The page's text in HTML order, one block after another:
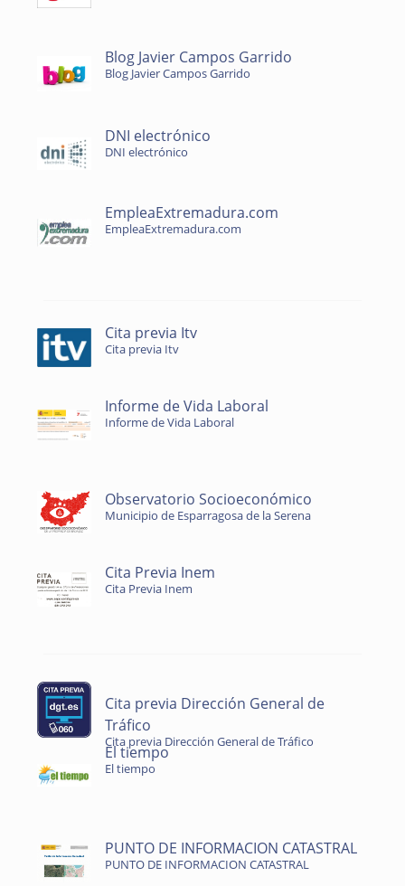
Blog Javier Campos Garrido
Blog Javier Campos Garrido
DNI electrónico
DNI electrónico
EmpleaExtremadura.com
EmpleaExtremadura.com
Cita previa Itv
Cita previa Itv
Informe de Vida Laboral
Informe de Vida Laboral
Observatorio Socioeconómico
Municipio de Esparragosa de la Serena
Cita Previa Inem
Cita Previa Inem
Cita previa Dirección General de
Tráfico
Cita previa Dirección General de Tráfico
El tiempo
El tiempo
PUNTO DE INFORMACION CATASTRAL
PUNTO DE INFORMACION CATASTRAL